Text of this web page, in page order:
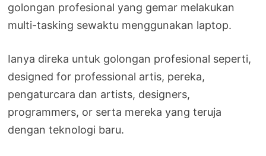
golongan profesional yang gemar melakukan
multi-tasking sewaktu menggunakan laptop.
Ianya direka untuk golongan profesional seperti,
designed for professional artis, pereka,
pengaturcara dan artists, designers,
programmers, or serta mereka yang teruja
dengan teknologi baru.